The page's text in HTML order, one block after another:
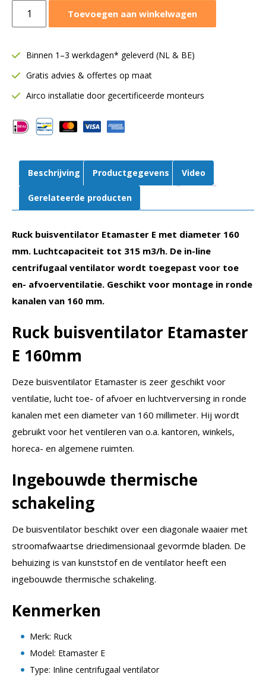
buisventilator
mm
|
m³/h
|
160
Toevoegen aan winkelwagen
Binnen 1–3 werkdagen* geleverd (NL & BE)
Gratis advies & offertes op maat
Airco installatie door gecertificeerde monteurs
Beschrijving Productgegevens Video
Gerelateerde producten
Ruck buisventilator Etamaster E met diameter 160
mm. Luchtcapaciteit tot 315 m3/h. De in-line
centrifugaal ventilator wordt toegepast voor toe
en- afvoerventilatie. Geschikt voor montage in ronde
kanalen van 160 mm.
Ruck buisventilator Etamaster
E 160mm
Deze buisventilator Etamaster is zeer geschikt voor
ventilatie, lucht toe- of afvoer en luchtverversing in ronde
kanalen met een diameter van 160 millimeter. Hij wordt
gebruikt voor het ventileren van o.a. kantoren, winkels,
horeca- en algemene ruimten.
Ingebouwde thermische
schakeling
De buisventilator beschikt over een diagonale waaier met
stroomafwaartse driedimensionaal gevormde bladen. De
behuizing is van kunststof en de ventilator heeft een
ingebouwde thermische schakeling.
Kenmerken
Merk: Ruck
Model: Etamaster E
Type: Inline centrifugaal ventilator